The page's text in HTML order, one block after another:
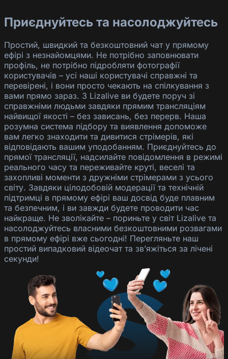
Приєднуйтесь та насолоджуйтесь
Простий, швидкий та безкоштовний чат у прямому
ефірі з незнайомцями. Не потрібно заповнювати
профіль, не потрібно підробляти фотографії
користувачів – усі наші користувачі справжні та
перевірені, і вони просто чекають на спілкування з
вами прямо зараз. З Lizalive ви будете поруч зі
справжніми людьми завдяки прямим трансляціям
найвищої якості – без зависань, без перерв. Наша
розумна система підбору та виявлення допоможе
вам легко знаходити та дивитися стрімерів, які
відповідають вашим уподобанням. Приєднуйтесь до
прямої трансляції, надсилайте повідомлення в режимі
реального часу та переживайте круті, веселі та
захопливі моменти з дружніми стрімерами з усього
світу. Завдяки цілодобовій модерації та технічній
підтримці в прямому ефірі ваш досвід буде плавним
та безпечним, і ви завжди будете проводити час
найкраще. Не зволікайте – пориньте у світ Lizalive та
насолоджуйтесь власними безкоштовними розвагами
в прямому ефірі вже сьогодні! Перегляньте наш
простий випадковий відеочат та зв’яжіться за лічені
секунди!